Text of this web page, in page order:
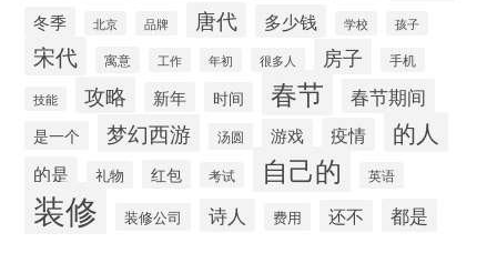
冬季 北京 品牌 唐代 多少钱 学校 孩子
宋代 寓意 工作 年初 很多人 房子 手机
技能 攻略 新年 时间 春节 春节期间
是一个 梦幻西游 汤圆 游戏 疫情 的人
的是 礼物 红包 考试 自己的 英语
装修 装修公司 诗人 费用 还不 都是